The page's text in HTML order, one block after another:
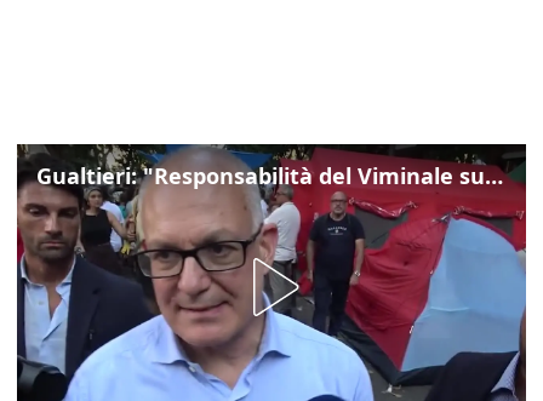
Gualtieri: "Responsabilità del Viminale su Spin Time? La posizione dei partiti è nota"